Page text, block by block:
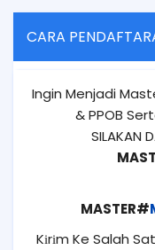
CARA
Ingin Menjadi
& PPOB
SILAKAN
MASTER#
Kіrіm Ke Salah